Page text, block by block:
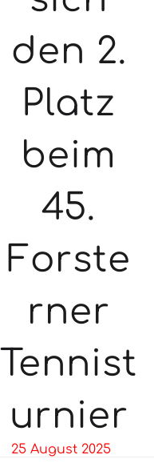
den 2.
Platz
beim
45.
Forste
rner
Tennist
urnier
25 August 2025